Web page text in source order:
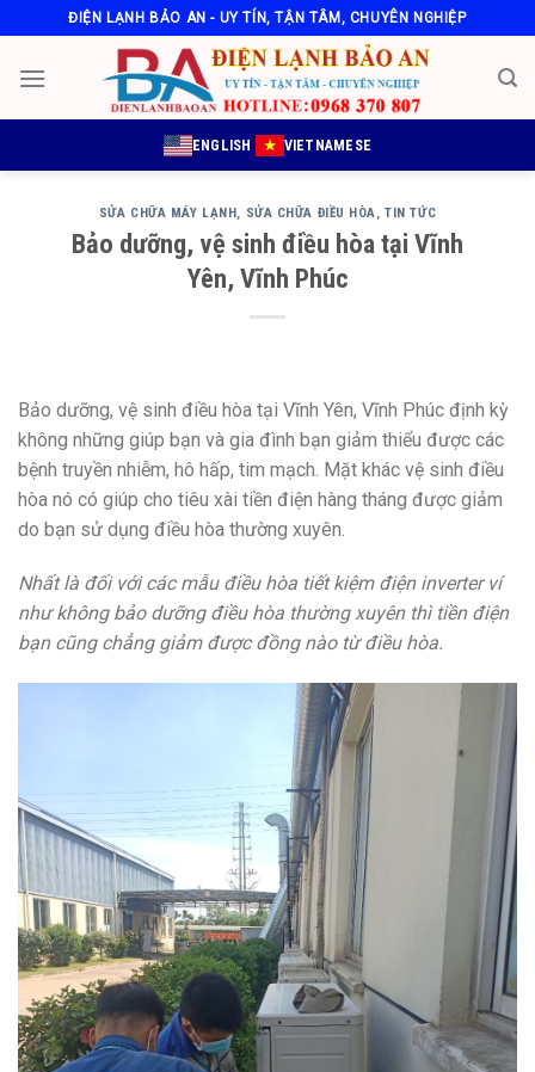
to
content
ĐIỆN LẠNH BẢO AN - UY TÍN, TẬN TÂM, CHUYÊN NGHIỆP
ENGLISH VIETNAMESE
SỬA CHỮA MÁY LẠNH, SỬA CHỮA ĐIỀU HÒA,TIN TỨC
Bảo dưỡng, vệ sinh điều hòa tại Vĩnh
Yên, Vĩnh Phúc
Bảo dưỡng, vệ sinh điều hòa tại Vĩnh Yên, Vĩnh Phúc định kỳ
không những giúp bạn và gia đình bạn giảm thiểu được các
bệnh truyền nhiễm, hô hấp, tim mạch. Mặt khác vệ sinh điều
hòa nó có giúp cho tiêu xài tiền điện hàng tháng được giảm
do bạn sử dụng điều hòa thường xuyên.
Nhất là đối với các mẫuđiều hòa tiết kiệmđiện inverter ví
như khôngbảo dưỡng điều hòa thường xuyên thì tiền điện
bạn cũng chẳng giảm được đồng nào từ điều hòa.